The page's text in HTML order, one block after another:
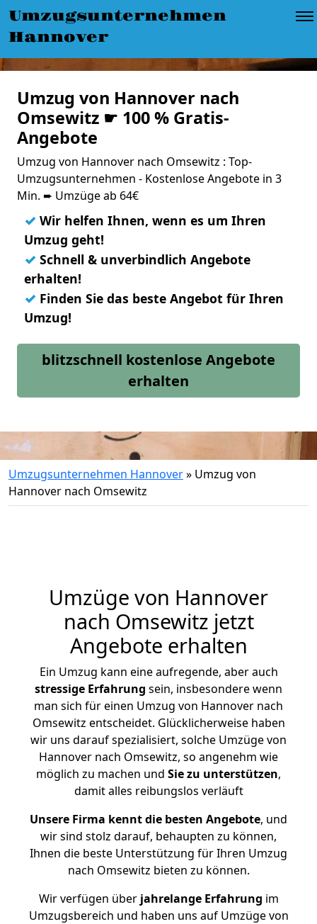
Umzugsunternehmen
Hannover
Umzug von Hannover nach
Omsewitz ☛ 100 % Gratis-
Angebote
Umzug von Hannover nach Omsewitz : Top-
Umzugsunternehmen - Kostenlose Angebote in 3
Min. ➨ Umzüge ab 64€
✓ Wir helfen Ihnen, wenn es um Ihren
Umzug geht!
✓ Schnell & unverbindlich Angebote
erhalten!
✓ Finden Sie das beste Angebot für Ihren
Umzug!
blitzschnell kostenlose Angebote
erhalten
Umzugsunternehmen Hannover» Umzug von
Hannover nach Omsewitz
Umzüge von Hannover
nach Omsewitz jetzt
Angebote erhalten
Ein Umzug kann eine aufregende, aber auch
stressige Erfahrung sein, insbesondere wenn
man sich für einen Umzug von Hannover nach
Omsewitz entscheidet. Glücklicherweise haben
wir uns darauf spezialisiert, solche Umzüge von
Hannover nach Omsewitz, so angenehm wie
möglich zu machen und Sie zu unterstützen,
damit alles reibungslos verläuft
Unsere Firma kennt die besten Angebote, und
wir sind stolz darauf, behaupten zu können,
Ihnen die beste Unterstützung für Ihren Umzug
nach Omsewitz bieten zu können.
Wir verfügen überjahrelange Erfahrung im
Umzugsbereich und haben uns auf Umzüge von